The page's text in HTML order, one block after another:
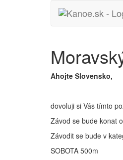
Ahojte Slovensko,
dovoluji si Vás tímto
Závod se bude konat
Závodit se bude v
SOBOTA 500m